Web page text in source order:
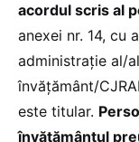
acordul scris al
anexei nr. 14, cu
administraţie al/
învăţământ/
este titular.
învăţământul